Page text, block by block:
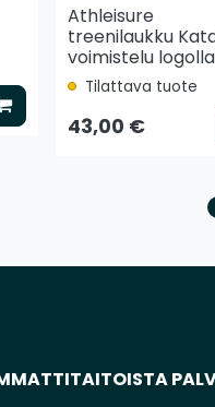
Lisää koriin
Athleisure
treenilaukku
voimistelu logolla
Tilattava tuote
43,00 €